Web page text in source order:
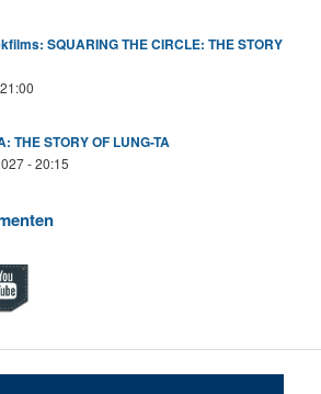
SQUARING THE CIRCLE: THE STORY
THE STORY OF LUNG-TA
- 20:15